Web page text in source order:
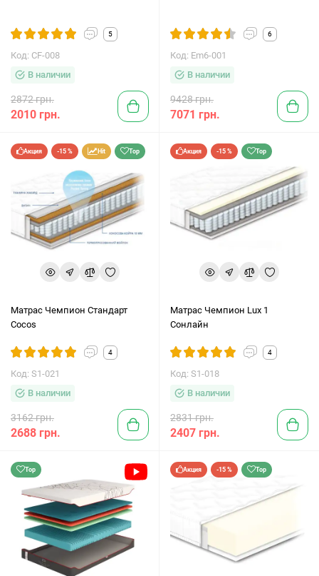
5
Код: CF-008
В наличии
2872 грн.
2010 грн.
6
Код: Em6-001
В наличии
9428 грн.
7071 грн.
Акция -15 % Hit Top
Матрас Чемпион Стандарт
Cocos
4
Код: S1-021
В наличии
3162 грн.
2688 грн.
Акция -15 % Top
Матрас Чемпион Lux 1
Сонлайн
4
Код: S1-018
В наличии
2831 грн.
2407 грн.
Top Акция -15 % Top